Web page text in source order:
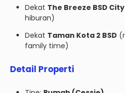
Dekat The Breeze BSD City
hiburan)
Dekat Taman Kota 2 BSD
family time)
Detail Properti